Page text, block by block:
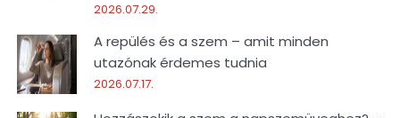
2026.07.29.
A repülés és a szem – amit minden
utazónak érdemes tudnia
2026.07.17.